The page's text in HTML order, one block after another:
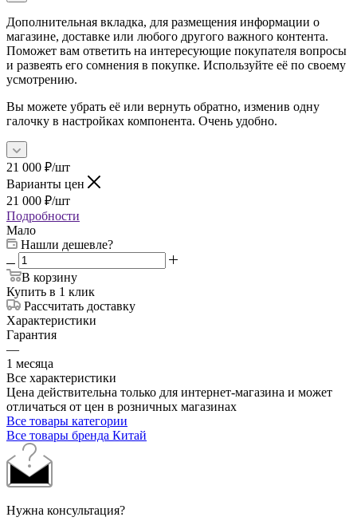
Дополнительная вкладка, для размещения информации о
магазине, доставке или любого другого важного контента.
Поможет вам ответить на интересующие покупателя вопросы
и развеять его сомнения в покупке. Используйте её по своему
усмотрению.
Вы можете убрать её или вернуть обратно, изменив одну
галочку в настройках компонента. Очень удобно.
21 000 ₽/шт
Варианты цен
21 000 ₽/шт
Подробности
Мало
Нашли дешевле?
В корзину
Купить в 1 клик
Рассчитать доставку
Характеристики
Гарантия
—
1 месяца
Все характеристики
Цена действительна только для интернет-магазина и может
отличаться от цен в розничных магазинах
Все товары категории
Все товары бренда Китай
Нужна консультация?